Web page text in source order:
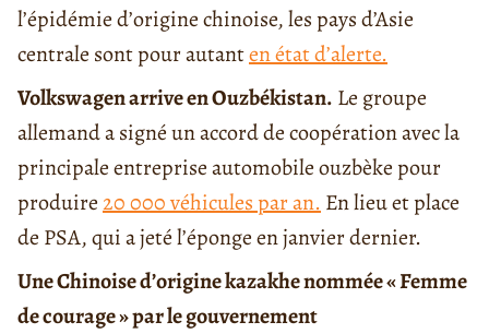
l’épidémie d’origine chinoise, les pays d’Asie
centrale sont pour autanten état d’alerte.
Volkswagen arrive en Ouzbékistan. Le groupe
allemand a signé un accord de coopération avec la
principale entreprise automobile ouzbèke pour
produire20 000 véhicules par an. En lieu et place
de PSA, qui a jeté l’éponge en janvier dernier.
Une Chinoise d’origine kazakhe nommée « Femme
de courage » par le gouvernement